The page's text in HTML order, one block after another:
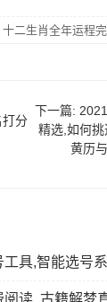
二生肖全年运程
打分
下一篇:
精选,如何
黄历
具,智能选号